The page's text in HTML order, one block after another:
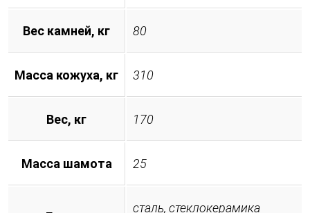
Вес камней, кг 80
Масса кожуха, кг 310
Вес, кг 170
Масса шамота 25
сталь, стеклокерамика